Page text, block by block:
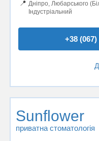
📍 Дніпро, Любарського
Індустріальний
+38 (067)
Sunflower
приватна стоматологія